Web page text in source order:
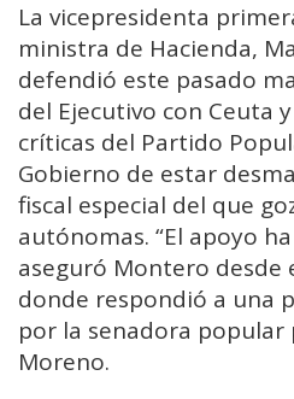
La vicepresidenta
ministra de Hacienda,
defendió este pasado
del Ejecutivo con Ceuta
críticas del Partido
Gobierno de estar
fiscal especial del que
autónomas. “El apoyo
aseguró Montero desde
donde respondió a una
por la senadora popular
Moreno.